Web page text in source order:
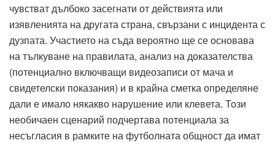
чувстват дълбоко засегнати от действията или
изявленията на другата страна, свързани с инцидента с
дузпата. Участието на съда вероятно ще се основава
на тълкуване на правилата, анализ на доказателства
(потенциално включващи видеозаписи от мача и
свидетелски показания) и в крайна сметка определяне
дали е имало някакво нарушение или клевета. Този
необичаен сценарий подчертава потенциала за
несъгласия в рамките на футболната общност да имат